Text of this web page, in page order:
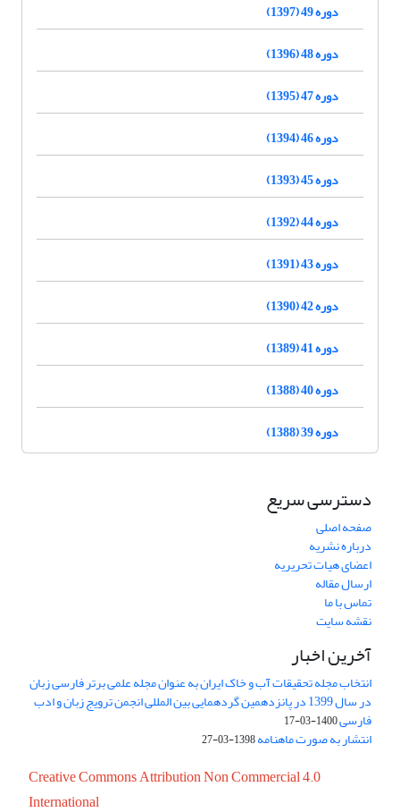
دوره 49 (1397)
دوره 48 (1396)
دوره 47 (1395)
دوره 46 (1394)
دوره 45 (1393)
دوره 44 (1392)
دوره 43 (1391)
دوره 42 (1390)
دوره 41 (1389)
دوره 40 (1388)
دوره 39 (1388)
دسترسی سریع
صفحه اصلی
درباره نشریه
اعضای هیات تحریریه
ارسال مقاله
تماس با ما
نقشه سایت
آخرین اخبار
انتخاب مجله تحقیقات آب و خاک ایران به عنوان مجله علمی برتر فارسی زبان
در سال 1399 در پانزدهمین گردهمایی بین المللی انجمن ترویج زبان و ادب
فارسی1400-03-17
انتشار به صورت ماهنامه1398-03-27
Creative Commons Attribution Non Commercial 4.0
International